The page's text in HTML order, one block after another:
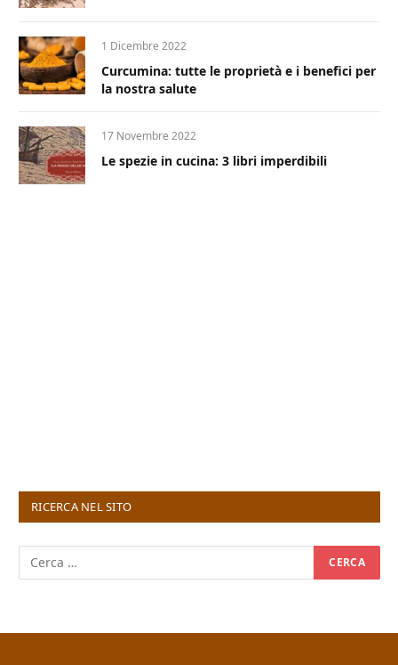
1 Dicembre 2022
Curcumina: tutte le proprietà e i benefici per
la nostra salute
17 Novembre 2022
Le spezie in cucina: 3 libri imperdibili
RICERCA NEL SITO